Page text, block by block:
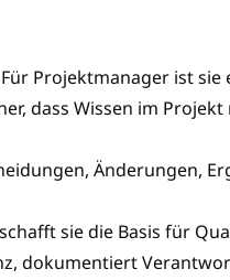
Projektmanager ist sie
dass Wissen im
Änderungen,
sie die Basis für
dokumentiert